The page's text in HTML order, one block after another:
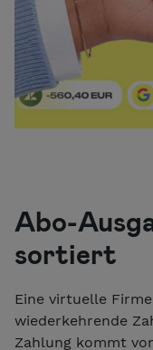
Abo-
sortiert
Eine virtuelle
wiederkehrende
Zahlung kommt